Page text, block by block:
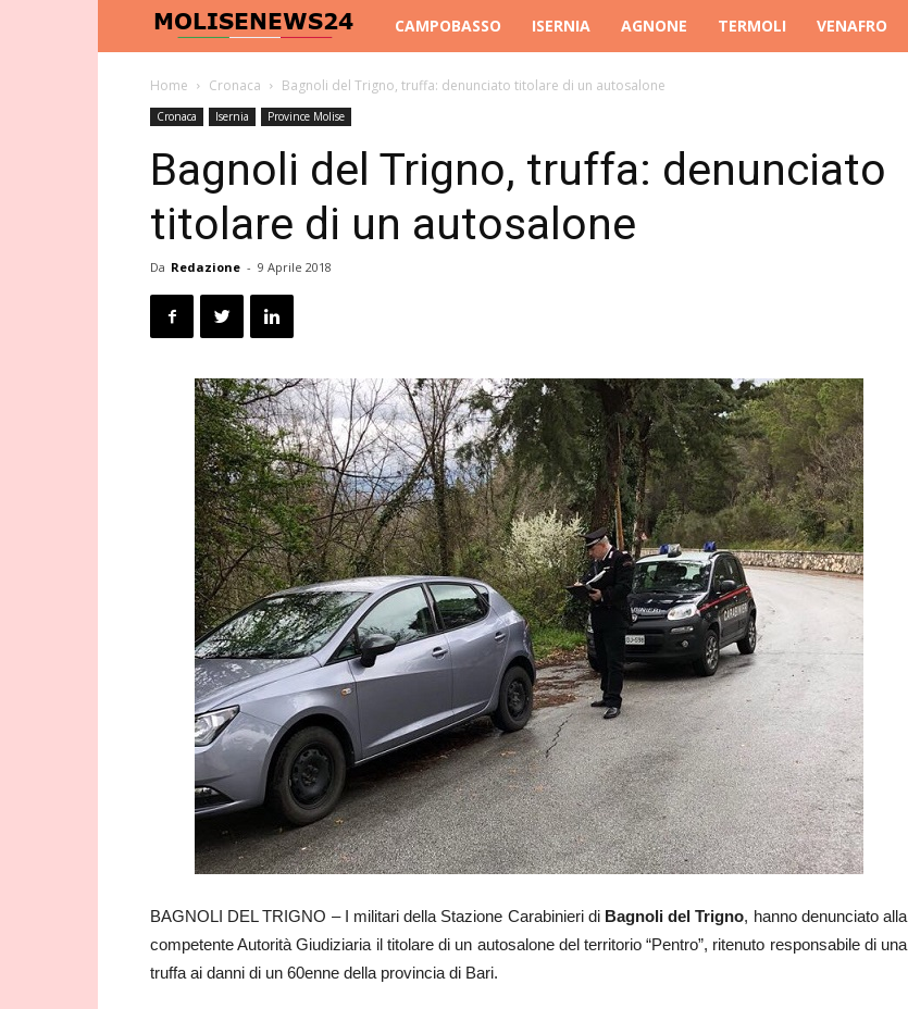
Molise
News
CAMPOBASSO ISERNIA AGNONE TERMOLI VENAFRO
Home Cronaca Bagnoli del Trigno, truffa: denunciato titolare di un autosalone
Cronaca Isernia Province Molise
Bagnoli del Trigno, truffa: denunciato
titolare di un autosalone
Da Redazione - 9 Aprile 2018
BAGNOLI DEL TRIGNO – I militari della Stazione Carabinieri diBagnoli del Trigno, hanno denunciato alla
competente Autorità Giudiziaria il titolare di un autosalone del territorio “Pentro”, ritenuto responsabile di una
truffa ai danni di un 60enne della provincia di Bari.